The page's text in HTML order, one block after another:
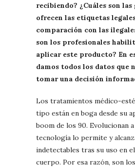
recibiendo? ¿Cuáles son
ofrecen las etiquetas
comparación con las
son los profesionales
aplicar este producto? En
damos todos los datos que
tomar una decisión
Los tratamientos médico-
tipo están en boga desde su
boom de los 90. Evolucionan
tecnología lo permite y
indetectables tras su uso en
cuerpo. Por esa razón, son